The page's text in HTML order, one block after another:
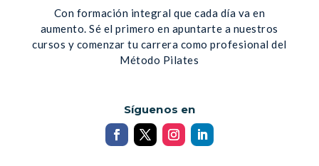
Con formación integral que cada día va en
aumento. Sé el primero en apuntarte a nuestros
cursos y comenzar tu carrera como profesional del
Método Pilates
Síguenos en